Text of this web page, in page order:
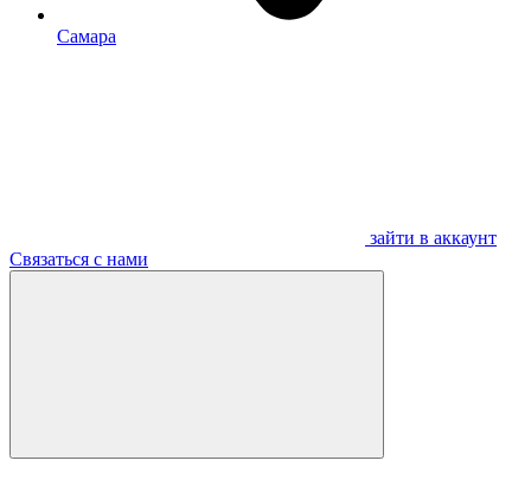
Самара
зайти в аккаунт
Связаться с нами